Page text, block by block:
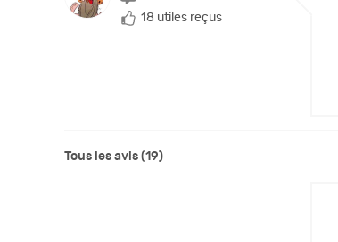
18 utiles reçus
Tous les avis (19)